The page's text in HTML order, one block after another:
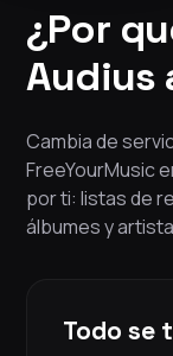
¿Por
Audius
Cambia de
FreeYourMusic
por ti: listas de
álbumes y
Todo se